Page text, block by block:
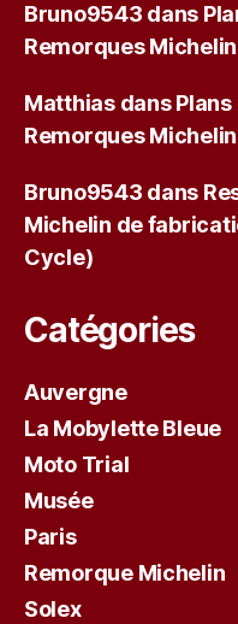
Bruno9543 dans
Remorques Michelin
Matthiasdans
Remorques Michelin
Bruno9543 dans
Michelin de
Cycle)
Catégories
Auvergne
La Mobylette Bleue
Moto Trial
Musée
Paris
Remorque Michelin
Solex